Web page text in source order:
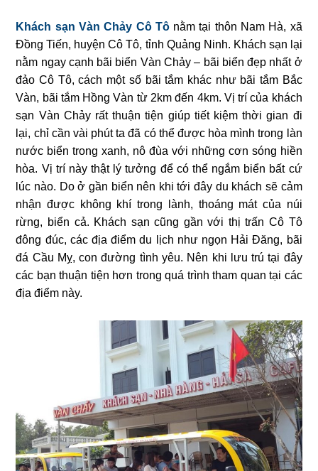
Khách sạn Vàn Chảy Cô Tônằm tại thôn Nam Hà, xã
Đồng Tiến, huyện Cô Tô, tỉnh Quảng Ninh. Khách sạn lại
nằm ngay cạnh bãi biển Vàn Chảy – bãi biển đẹp nhất ở
đảo Cô Tô, cách một số bãi tắm khác như bãi tắm Bắc
Vàn, bãi tắm Hồng Vàn từ 2km đến 4km. Vị trí của khách
sạn Vàn Chảy rất thuận tiện giúp tiết kiệm thời gian đi
lại, chỉ cần vài phút ta đã có thể được hòa mình trong làn
nước biển trong xanh, nô đùa với những cơn sóng hiền
hòa. Vị trí này thật lý tưởng để có thể ngắm biển bất cứ
lúc nào. Do ở gần biển nên khi tới đây du khách sẽ cảm
nhận được không khí trong lành, thoáng mát của núi
rừng, biển cả. Khách sạn cũng gần với thị trấn Cô Tô
đông đúc, các địa điểm du lịch như ngọn Hải Đăng, bãi
đá Cầu Mỵ, con đường tình yêu. Nên khi lưu trú tại đây
các bạn thuận tiện hơn trong quá trình tham quan tại các
địa điểm này.